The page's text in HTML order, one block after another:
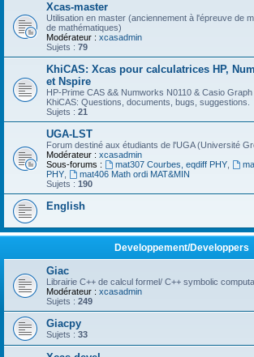
Xcas-master
Utilisation en master (anciennement à l'épreuve de
de mathématiques)
Modérateur : xcasadmin
Sujets : 79
KhiCAS: Xcas pour calculatrices HP,
et Nspire
HP-Prime CAS && Numworks N0110 & Casio
KhiCAS: Questions, documents, bugs, suggestions.
Sujets : 21
UGA-LST
Forum destiné aux étudiants de l'UGA (Université
Modérateur : xcasadmin
Sous-forums :
mat307 Courbes, eqdiff PHY,
PHY
mat406 Math ordi MAT&MIN
Sujets : 190
English
Developpement/Developpers
Giac
Librairie C++ de calcul formel/ C++ symbolic
Modérateur : xcasadmin
Sujets : 249
Giacpy
Sujets : 33